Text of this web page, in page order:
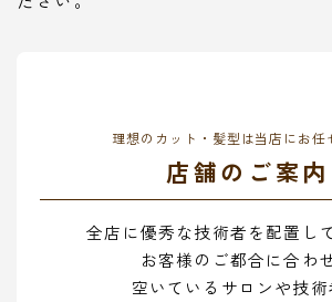
理想のカット・髪型は当店にお任
店舗のご案内
全店に優秀な技術者を配置し
お客様のご都合に合わ
空いているサロンや技術